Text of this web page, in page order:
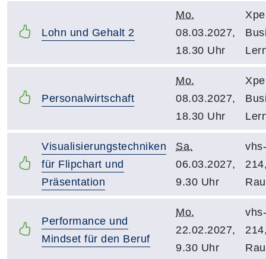
Lohn und Gehalt 2
Mo.
08.03.2027,
18.30 Uhr
Personalwirtschaft
Mo.
08.03.2027,
18.30 Uhr
Visualisierungstechniken
für Flipchart und
Präsentation
Sa.
06.03.2027,
9.30 Uhr
Performance und
Mindset für den Beruf
Mo.
22.02.2027,
9.30 Uhr